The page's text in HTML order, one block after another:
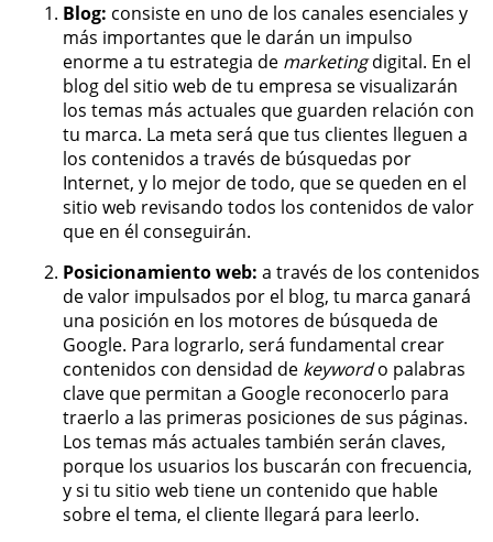
Blog: consiste en uno de los canales esenciales y
más importantes que le darán un impulso
enorme a tu estrategia de marketingdigital. En el
blog del sitio web de tu empresa se visualizarán
los temas más actuales que guarden relación con
tu marca. La meta será que tus clientes lleguen a
los contenidos a través de búsquedas por
Internet, y lo mejor de todo, que se queden en el
sitio web revisando todos los contenidos de valor
que en él conseguirán.
Posicionamiento web: a través de los contenidos
de valor impulsados por el blog, tu marca ganará
una posición en los motores de búsqueda de
Google. Para lograrlo, será fundamental crear
contenidos con densidad de keywordo palabras
clave que permitan a Google reconocerlo para
traerlo a las primeras posiciones de sus páginas.
Los temas más actuales también serán claves,
porque los usuarios los buscarán con frecuencia,
y si tu sitio web tiene un contenido que hable
sobre el tema, el cliente llegará para leerlo.